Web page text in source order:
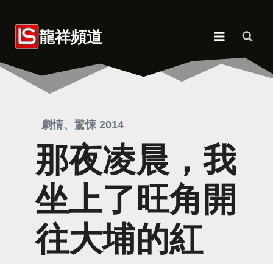
content 龍祥頻道
劇情、驚悚 2014
那夜凌晨，我
坐上了旺角開
往大埔的紅